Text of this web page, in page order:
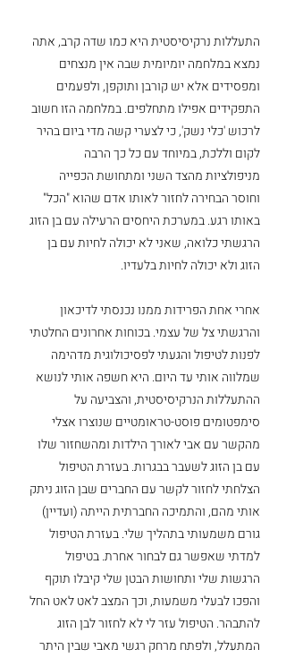
התעללות נרקיסיסטית היא כמו שדה קרב, אתה
נמצא במלחמה יומיומית שבה אין מנצחים
ומפסידים אלא יש קורבן ותוקפן, ולפעמים
התפקידים אפילו מתחלפים. במלחמה הזו חשוב
לרכוש 'כלי נשק', כי לצערי קשה מדי ביום בהיר
לקום וללכת, במיוחד עם כל כך הרבה
מניפולציות מהצד השני ומתחושת הכפייה
וחוסר הבחירה לחזור לאותו אדם שהוא "הכל"
באותו רגע. במערכת היחסים הרעילה עם בן הזוג
הרגשתי כלואה, שאני לא יכולה לחיות עם בן
הזוג ולא יכולה לחיות בלעדיו.
אחרי אחת הפרידות ממנו נכנסתי לדיכאון
והרגשתי צל של עצמי. בכוחות אחרונים החלטתי
לפנות לטיפול והגעתי לפסיכולוגית מדהימה
שמלווה אותי עד היום. היא חשפה אותי לנושא
ההתעללות הנרקיסיסטית, והצביעה על
סימפטומים פוסט-טראומטיים שנוצרו אצלי
מהקשר עם אבי לאורך הילדות ומהשחזור שלו
עם בן הזוג לשעבר בבגרות. בעזרת הטיפול
הצלחתי לחזור לקשר עם החברים שבן הזוג ניתק
אותי מהם, והתמיכה החברתית הייתה (ועדיין)
גורם משמעותי בתהליך שלי. בעזרת הטיפול
למדתי שאפשר גם לבחור אחרת. בטיפול
הרגשות שלי ותחושות הבטן שלי קיבלו תוקף
והפכו לבעלי משמעות, וכך המצב לאט לאט החל
להתבהר. הטיפול עזר לי לא לחזור לבן הזוג
המתעלל, ולפתח מרחק רגשי מאבי שבין היתר